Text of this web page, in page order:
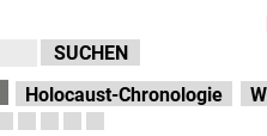
Holocaust-Chronologie